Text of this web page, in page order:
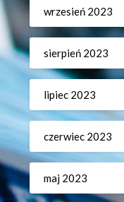
wrzesień 2023
sierpień 2023
lipiec 2023
czerwiec 2023
maj 2023